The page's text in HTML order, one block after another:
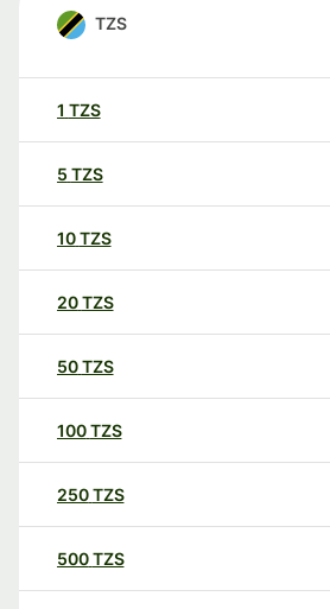
TZS
1 TZS
5 TZS
10TZS
20TZS
50TZS
100TZS
250TZS
500TZS